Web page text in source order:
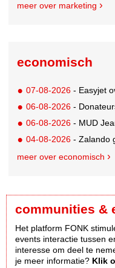
meer over marketing
economisch
07-08-2026 - Easyjet
06-08-2026 - Donateurs
06-08-2026 - MUD
04-08-2026 - Zalando groeit
meer over economisch
communities &
Het platform FONK
events interactie tussen
interesse om deel te
je meer informatie? Klik